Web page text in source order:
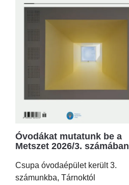
Óvodákat mutatunk be a
Metszet 2026/3. számában
Csupa óvodaépület került 3.
számunkba, Tárnoktól